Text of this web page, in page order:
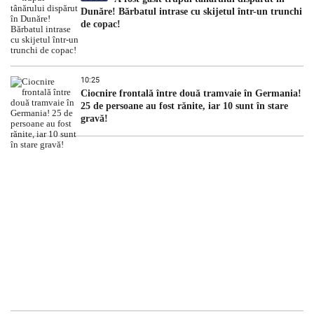
Dunăre! Bărbatul intrase cu skijetul într-un trunchi
de copac!
10:25
Ciocnire frontală între două tramvaie în Germania!
25 de persoane au fost rănite, iar 10 sunt în stare
gravă!